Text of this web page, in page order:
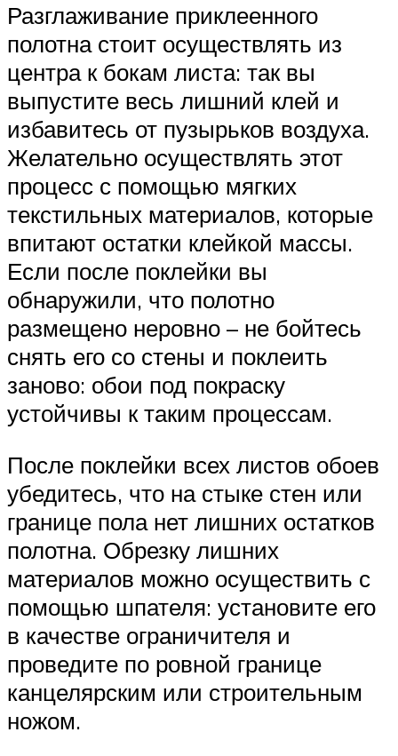
Разглаживание приклеенного
полотна стоит осуществлять из
центра к бокам листа: так вы
выпустите весь лишний клей и
избавитесь от пузырьков воздуха.
Желательно осуществлять этот
процесс с помощью мягких
текстильных материалов, которые
впитают остатки клейкой массы.
Если после поклейки вы
обнаружили, что полотно
размещено неровно – не бойтесь
снять его со стены и поклеить
заново: обои под покраску
устойчивы к таким процессам.
После поклейки всех листов обоев
убедитесь, что на стыке стен или
границе пола нет лишних остатков
полотна. Обрезку лишних
материалов можно осуществить с
помощью шпателя: установите его
в качестве ограничителя и
проведите по ровной границе
канцелярским или строительным
ножом.